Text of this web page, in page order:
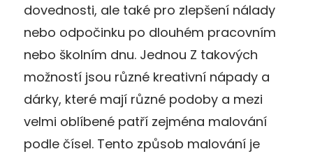
dovednosti, ale také pro zlepšení nálady
nebo odpočinku po dlouhém pracovním
nebo školním dnu. Jednou Z takových
možností jsou různé kreativní nápady a
dárky, které mají různé podoby a mezi
velmi oblíbené patří zejména malování
podle čísel. Tento způsob malování je